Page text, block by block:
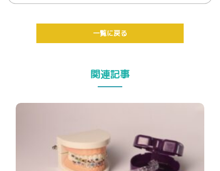
一覧に戻る
関連記事